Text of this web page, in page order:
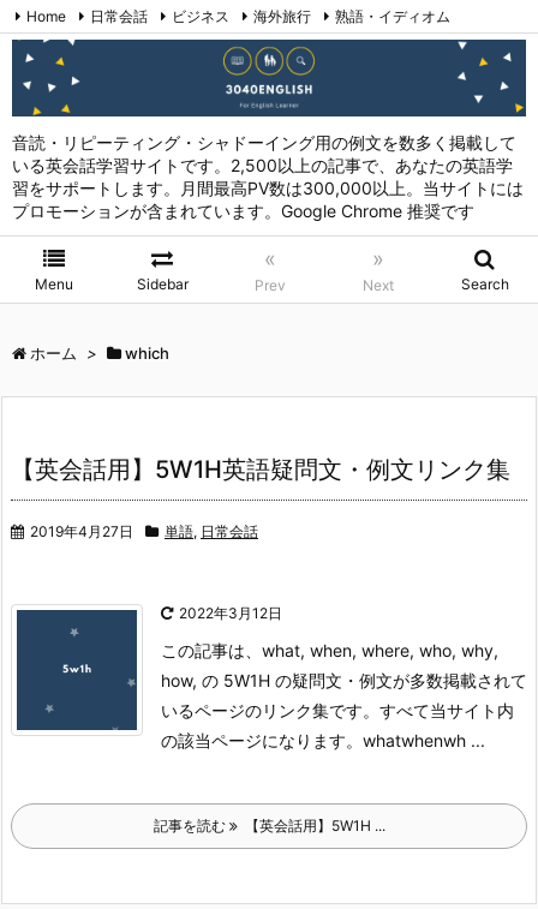
音読・リピーティング・シャドーイング用の例文を数多く掲載して
いる英会話学習サイトです。2,500以上の記事で、あなたの英語学
習をサポートします。月間最高PV数は300,000以上。当サイトには
プロモーションが含まれています。Google Chrome 推奨です
Menu Sidebar
«
Prev
»
Next Search
Home 日常会話 ビジネス 海外旅行
熟語・イディオム
英会話表現 (日本語→英語)
お問い合わせ
ホーム > which
【英会話用】5W1H英語疑問文・例文リンク集
2019年4月27日 単語, 日常会話
2022年3月12日
この記事は、what, when, where, who, why,
how, の 5W1H の疑問文・例文が多数掲載されて
いるページのリンク集です。すべて当サイト内
の該当ページになります。 whatwhenwh ...
記事を読む 【英会話用】5W1H ...